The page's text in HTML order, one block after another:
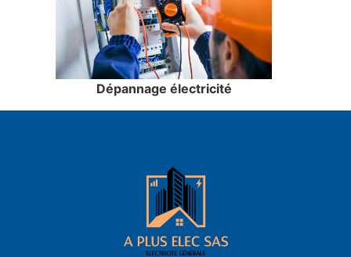
Dépannage électricité